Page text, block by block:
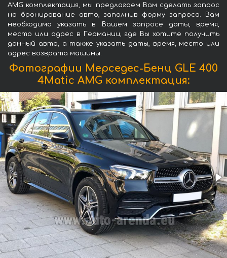
AMG комплектация, мы предлагаем Вам сделать запрос
на бронирование авто, заполнив форму запроса. Вам
необходимо указать в Вашем запросе даты, время,
место или адрес в Германии, где Вы хотите получить
данный авто, а также указать даты, время, место или
адрес возврата машины.
Фотографии Мерседес-Бенц GLE 400
4Matic AMG комплектация: